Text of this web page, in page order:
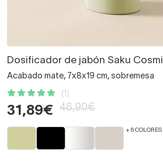
Dosificador de jabón Saku
Acabado mate, 7x8x19 cm, sobremesa
(1)
31,89€ 46,90€
+ 6